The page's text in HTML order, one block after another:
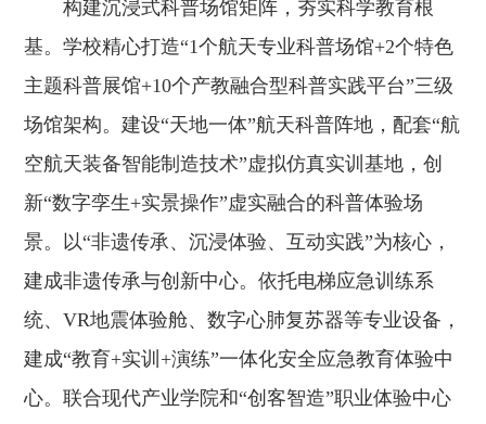
构建沉浸式科普场馆矩阵，夯实科学教育根
基。学校精心打造“1个航天专业科普场馆+2个特色
主题科普展馆+10个产教融合型科普实践平台”三级
场馆架构。建设“天地一体”航天科普阵地，配套“航
空航天装备智能制造技术”虚拟仿真实训基地，创
新“数字孪生+实景操作”虚实融合的科普体验场
景。以“非遗传承、沉浸体验、互动实践”为核心，
建成非遗传承与创新中心。依托电梯应急训练系
统、VR地震体验舱、数字心肺复苏器等专业设备，
建成“教育+实训+演练”一体化安全应急教育体验中
心。联合现代产业学院和“创客智造”职业体验中心